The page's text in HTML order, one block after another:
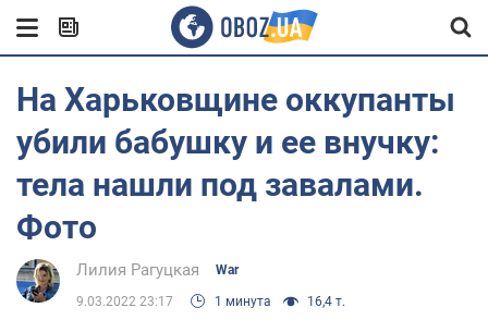
На Харьковщине оккупанты
убили бабушку и ее внучку:
тела нашли под завалами.
Фото
Лилия Рагуцкая War
9.03.2022 23:17 1 минута 16,4 т.